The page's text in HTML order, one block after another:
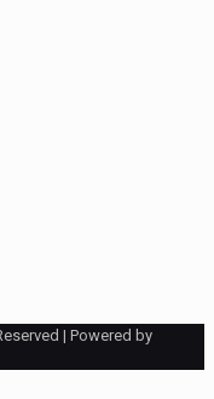
| Powered by